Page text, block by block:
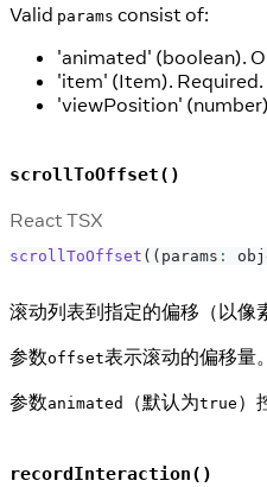
Valid params consist of:
'animated' (boolean).
'item' (Item). Required.
'viewPosition'
scrollToOffset()
React TSX
scrollToOffset ( ( params :
滚动列表到指定的偏移（以像
参数offset表示滚动的偏移量
参数animated （默认为true ）
recordInteraction()